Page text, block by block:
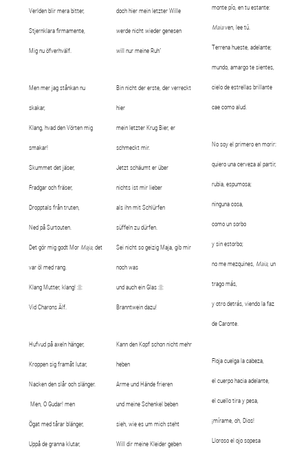
Verlden blir mera bitter,
Stjernklara firmamente,
Mig nu öfverhvälf.
Men mer jag stånkan nu
skakar,
Klang, hvad den Vörten mig
smakar!
Skummet det jäser,
Fradgar och fräser,
Dropptals från truten,
Ned på Surtouten.
Det gör mig godt Mor Maja, det
var öl med rang.
Klang Mutter, klang! :||:
Vid Charons Älf.
Hufvud på axeln hänger,
Kroppen sig framåt lutar,
Nacken den slår och slänger.
Men, O Gudar! men
Ögat med tårar blänger,
Uppå de granna klutar,
doch hier mein letzter Wille
werde nicht wieder genesen
will nur meine Ruh´
Bin nicht der erste, der verreckt
hier
mein letzter Krug Bier, er
schmeckt mir.
Jetzt schäumt er über
nichts ist mir lieber
als ihn mit Schlürfen
süffeln zu dürfen.
Sei nicht so geizig Maja, gib mir
noch was
und auch ein Glas :||:
Branntwein dazu!
Kann den Kopf schon nicht mehr
heben
Arme und Hände frieren
und meine Schenkel beben
sieh, wie es um mich steht
Will dir meine Kleider geben
monte pío, en tu estante:
Maiaven, lee tú.
Terrena hueste, adelante;
mundo, amargo te sientes,
cielo de estrellas brillante
cae como alud.
No soy el primero en morir:
quiero una cerveza al partir,
rubia, espumosa;
ninguna cosa,
como un sorbo
y sin estorbo;
no me mezquines, Maia, un
trago más,
y otro detrás, viendo la faz
de Caronte.
Floja cuelga la cabeza,
el cuerpo hacia adelante,
el cuello tira y pesa,
¡mírame, oh, Dios!
Lloroso el ojo sopesa